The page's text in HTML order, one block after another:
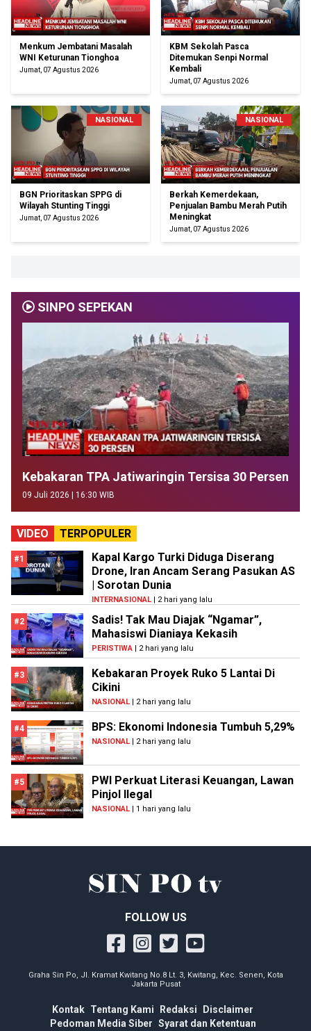
Menkum Jembatani Masalah
WNI Keturunan Tionghoa
Jumat, 07 Agustus 2026
KBM Sekolah Pasca
Ditemukan Senpi Normal
Kembali
Jumat, 07 Agustus 2026
NASIONAL
BGN Prioritaskan SPPG di
Wilayah Stunting Tinggi
Jumat, 07 Agustus 2026
NASIONAL
Berkah Kemerdekaan,
Penjualan Bambu Merah Putih
Meningkat
Jumat, 07 Agustus 2026
SINPO SEPEKAN
Kebakaran TPA Jatiwaringin Tersisa 30 Persen
09 Juli 2026 | 16:30 WIB
VIDEO TERPOPULER
#1
Kapal Kargo Turki Diduga Diserang
Drone, Iran Ancam Serang Pasukan AS
| Sorotan Dunia
INTERNASIONAL | 2 hari yang lalu
#2
Sadis! Tak Mau Diajak “Ngamar”,
Mahasiswi Dianiaya Kekasih
PERISTIWA | 2 hari yang lalu
#3
Kebakaran Proyek Ruko 5 Lantai Di
Cikini
NASIONAL | 2 hari yang lalu
#4 BPS: Ekonomi Indonesia Tumbuh 5,29%
NASIONAL | 2 hari yang lalu
#5
PWI Perkuat Literasi Keuangan, Lawan
Pinjol Ilegal
NASIONAL | 1 hari yang lalu
FOLLOW US
Graha Sin Po, Jl. Kramat Kwitang No.8 Lt. 3, Kwitang, Kec. Senen, Kota
Jakarta Pusat
Kontak Tentang Kami Redaksi
Disclaimer
Pedoman Media Siber Syarat dan Ketentuan